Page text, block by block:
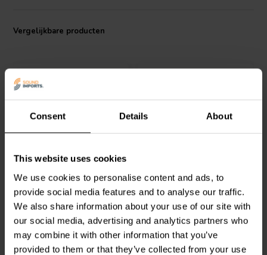
Consent Details About
This website uses cookies
We use cookies to personalise content and ads, to
provide social media features and to analyse our traffic.
We also share information about your use of our site with
our social media, advertising and analytics partners who
may combine it with other information that you’ve
provided to them or that they’ve collected from your use
Vergelijkbare producten
Gouden dubbele
0
klantbeoordelingen
Vergelijk
2 Op voorraad
1
klantbeoordelingen
Vergelijk
7 Op voorraad